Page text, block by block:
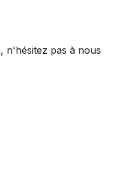
n'hésitez pas à nous